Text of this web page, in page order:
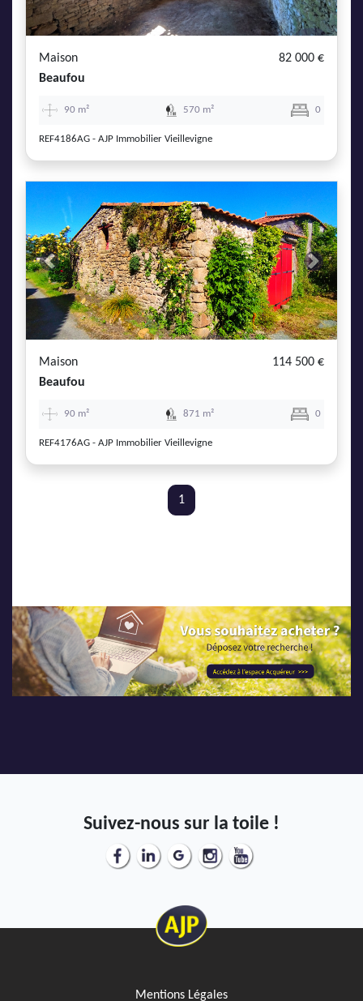
Maison
82 000 €
Beaufou
90 m² 570 m² 0
REF4186AG - AJP Immobilier Vieillevigne
Previous Next
Maison
114 500 €
Beaufou
90 m² 871 m² 0
REF4176AG - AJP Immobilier Vieillevigne
1
Suivez-nous sur la toile !
Mentions Légales